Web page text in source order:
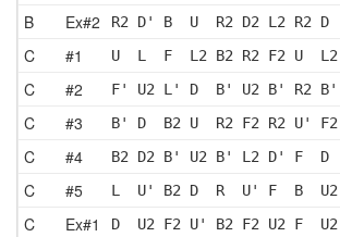
B Ex#2 R2 D' B  U  R2 D2 L2 R2
C #1 U  L  F  L2 B2 R2 F2 U
C #2 F' U2 L' D  B' U2 B' R2
C #3 B' D  B2 U  R2 F2 R2 U'
C #4 B2 D2 B' U2 B' L2 D' F
C #5 L  U' B2 D  R  U' F  B
C Ex#1 D  U2 F2 U' B2 F2 U2 F